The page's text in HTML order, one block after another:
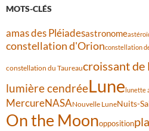
MOTS-CLÉS
amas des Pléiadesastronome
constellation d'Orionconstellation
constellation du Taureaucroissant de
lumière cendréeLune lunette
MercureNASANouvelle LuneNuits-
On the Moonopposition